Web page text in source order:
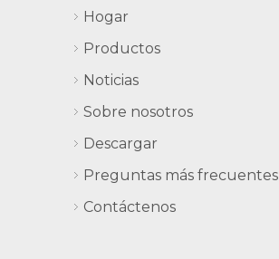
Hogar
Productos
Noticias
Sobre nosotros
Descargar
Preguntas más frecuentes
Contáctenos